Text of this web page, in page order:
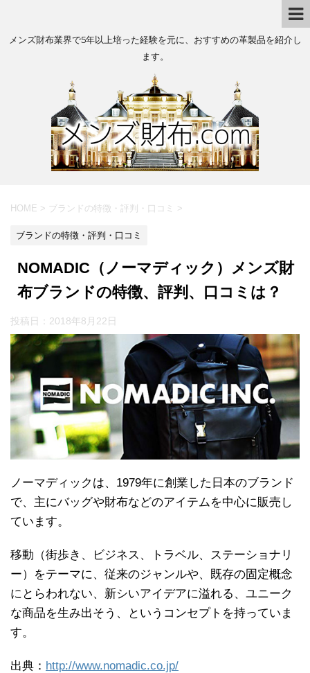
メンズ財布業界で5年以上培った経験を元に、おすすめの革製品を紹介し
ます。
HOME > ブランドの特徴・評判・口コミ >
ブランドの特徴・評判・口コミ
NOMADIC（ノーマディック）メンズ財
布ブランドの特徴、評判、口コミは？
投稿日： 2018年8月22日
ノーマディックは、1979年に創業した日本のブランド
で、主にバッグや財布などのアイテムを中心に販売し
ています。
移動（街歩き、ビジネス、トラベル、ステーショナリ
ー）をテーマに、従来のジャンルや、既存の固定概念
にとらわれない、新シいアイデアに溢れる、ユニーク
な商品を生み出そう、というコンセプトを持っていま
す。
出典： http://www.nomadic.co.jp/